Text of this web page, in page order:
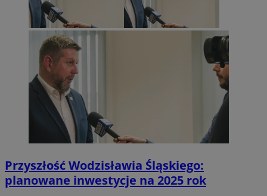
Przyszłość Wodzisławia Śląskiego:
planowane inwestycje na 2025 rok